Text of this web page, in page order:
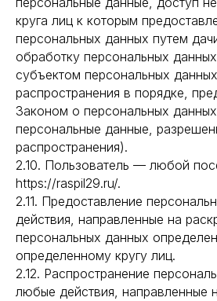
круга лиц к которым
персональных данных путем
обработку персональных
субъектом персональных
распространения в порядке,
Законом о персональных
персональные данные,
распространения).
2.10. Пользователь — любой
https://raspil29.ru/.
2.11. Предоставление
действия, направленные на
персональных данных
определенному кругу лиц.
2.12. Распространение
любые действия, направленные